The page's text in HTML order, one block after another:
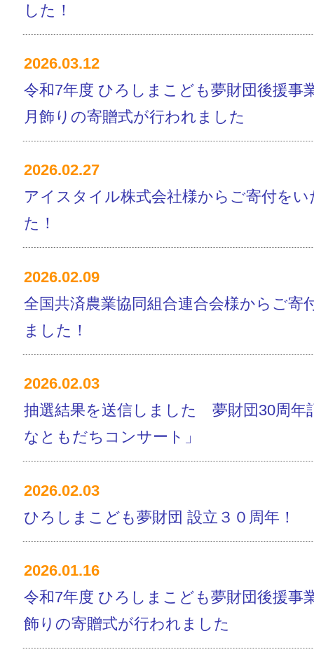
した！
2026.03.12
令和7年度 ひろしまこども夢財団後援事
月飾りの寄贈式が行われました
2026.02.27
アイスタイル株式会社様からご寄付を
た！
2026.02.09
全国共済農業協同組合連合会様からご寄
ました！
2026.02.03
抽選結果を送信しました 夢財団30周年
なともだちコンサート」
2026.02.03
ひろしまこども夢財団 設立３０周年！
2026.01.16
令和7年度 ひろしまこども夢財団後援事
飾りの寄贈式が行われました